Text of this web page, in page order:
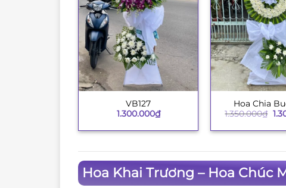
VB127
1.300.000₫
Hoa Chia
1.350.000₫ Giá
là:
Hoa Khai Trương – Hoa Chúc